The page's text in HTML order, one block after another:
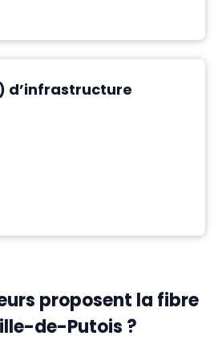
d’infrastructure
proposent la fibre
de-Putois ?